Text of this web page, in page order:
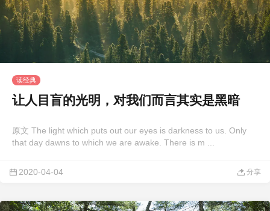
读经典
让人目盲的光明，对我们而言其实是黑暗
原文 The light which puts out our eyes is darkness to us. Only
that day dawns to which we are awake. There is m ...
2020-04-04 分享